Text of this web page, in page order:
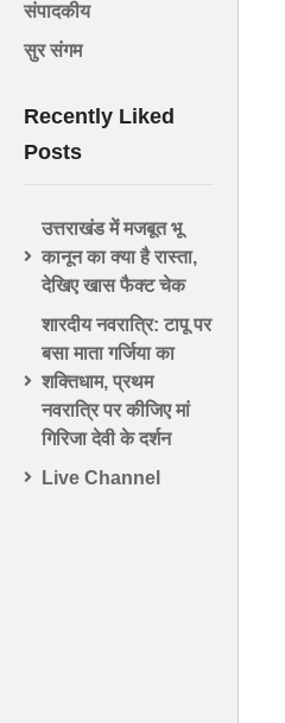
संपादकीय
सुर संगम
Recently Liked
Posts
उत्तराखंड में मजबूत भू
कानून का क्या है रास्ता,
देखिए खास फैक्ट चेक
शारदीय नवरात्रि: टापू पर
बसा माता गर्जिया का
शक्तिधाम, प्रथम
नवरात्रि पर कीजिए मां
गिरिजा देवी के दर्शन
Live Channel